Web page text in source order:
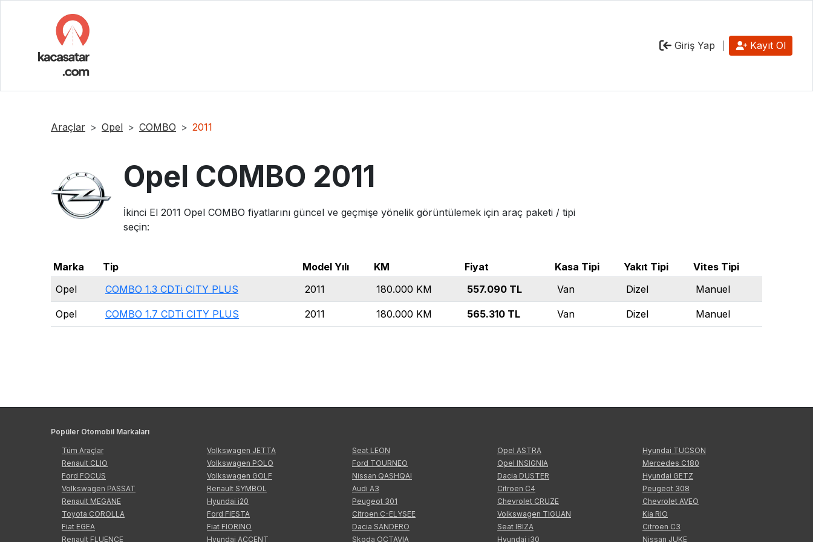
Giriş Yap Kayıt Ol
Araçlar Opel COMBO 2011
Opel COMBO 2011
İkinci El 2011 Opel COMBO fiyatlarını güncel ve geçmişe yönelik görüntülemek için araç paketi / tipi
seçin:
Marka Tip Model Yılı KM Fiyat Kasa Tipi Yakıt Tipi
Vites Tipi
Opel
COMBO 1.3 CDTi CITY PLUS 2011 180.000 KM 557.090 TL Van Dizel Manuel
Opel COMBO 1.7 CDTi CITY PLUS 2011 180.000 KM 565.310 TL Van Dizel Manuel
Popüler Otomobil Markaları
Tüm Araçlar
Renault CLIO
Ford FOCUS
Volkswagen PASSAT
Renault MEGANE
Toyota COROLLA
Fiat EGEA
Renault FLUENCE
Volkswagen JETTA
Volkswagen POLO
Volkswagen GOLF
Renault SYMBOL
Hyundai i20
Ford FIESTA
Fiat FIORINO
Hyundai ACCENT
Seat LEON
Ford TOURNEO
Nissan QASHQAI
Audi A3
Peugeot 301
Citroen C-ELYSEE
Dacia SANDERO
Skoda OCTAVIA
Opel ASTRA
Opel INSIGNIA
Dacia DUSTER
Citroen C4
Chevrolet CRUZE
Volkswagen TIGUAN
Seat IBIZA
Hyundai i30
Hyundai TUCSON
Mercedes C180
Hyundai GETZ
Peugeot 308
Chevrolet AVEO
Kia RIO
Citroen C3
Nissan JUKE